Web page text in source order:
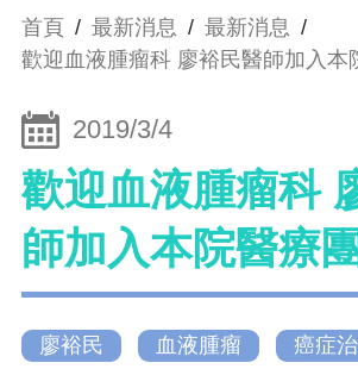
首頁 / 最新消息 / 最新消息 /
歡迎血液腫瘤科 廖裕民醫師加入本
2019/3/4
歡迎血液腫瘤科
師加入本院醫療
廖裕民 血液腫瘤 癌症